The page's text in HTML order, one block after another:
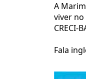
A
viver no
CRECI-
Fala